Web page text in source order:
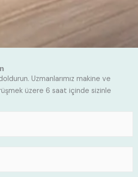
Uzmanlarımız makine ve
üzere 6 saat içinde sizinle